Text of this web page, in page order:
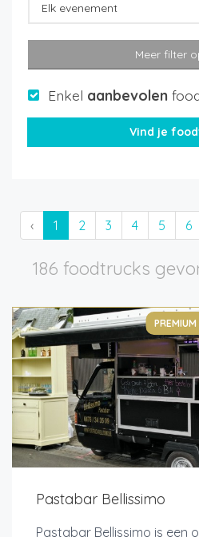
Elk evenement
Meer filter
Enkel aanbevolen
‹ 1 2 3 4 5 6
186 foodtrucks
PREMIUM
Pastabar Bellissimo
Pastabar Bellissimo is een